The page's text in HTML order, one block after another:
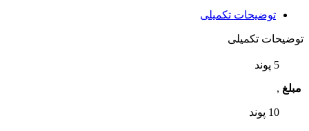
توضیحات تکمیلی
توضیحات تکمیلی
مبلغ
5 پوند
,
10 پوند